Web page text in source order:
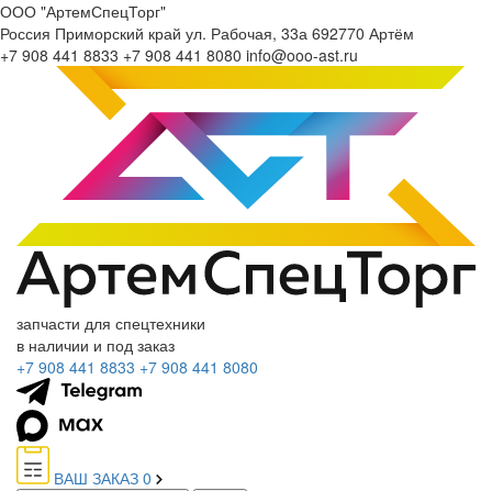
ООО "АртемСпецТорг"
Россия Приморский край ул. Рабочая, 33а 692770 Артём
+7 908 441 8833 +7 908 441 8080 info@ooo-ast.ru
запчасти для спецтехники
в наличии и под заказ
+7 908 441 8833 +7 908 441 8080
ВАШ ЗАКАЗ 0